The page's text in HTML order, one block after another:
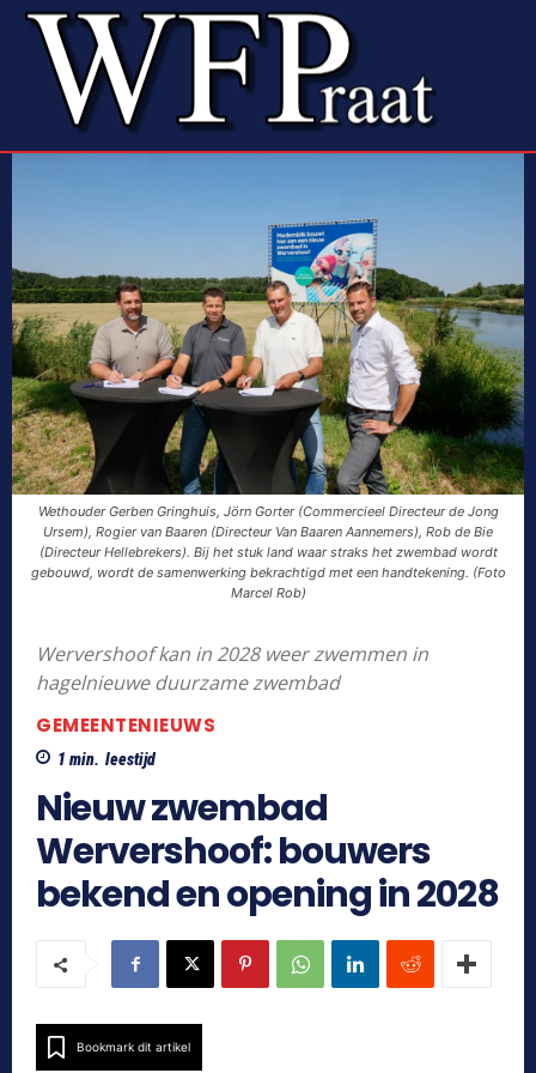
Wethouder Gerben Gringhuis, Jörn Gorter (Commercieel Directeur de Jong
Ursem), Rogier van Baaren (Directeur Van Baaren Aannemers), Rob de Bie
(Directeur Hellebrekers). Bij het stuk land waar straks het zwembad wordt
gebouwd, wordt de samenwerking bekrachtigd met een handtekening. (Foto
Marcel Rob)
Wervershoof kan in 2028 weer zwemmen in
hagelnieuwe duurzame zwembad
GEMEENTENIEUWS
1 min. leestijd
Nieuw zwembad
Wervershoof: bouwers
bekend en opening in 2028
Bookmark dit artikel